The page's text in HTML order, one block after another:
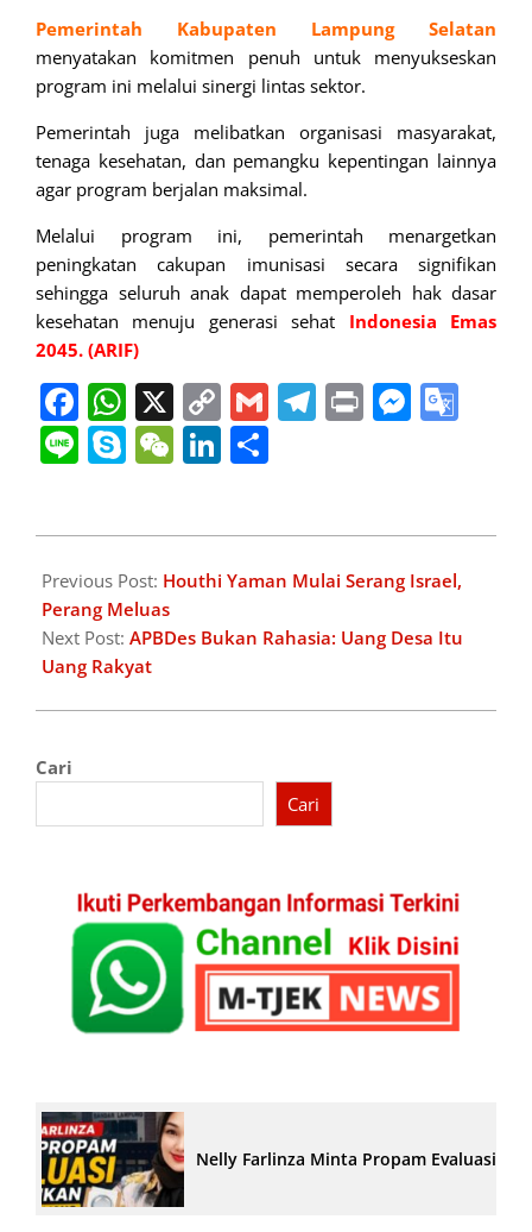
Pemerintah Kabupaten Lampung Selatan
menyatakan komitmen penuh untuk menyukseskan
program ini melalui sinergi lintas sektor.
Pemerintah juga melibatkan organisasi masyarakat,
tenaga kesehatan, dan pemangku kepentingan lainnya
agar program berjalan maksimal.
Melalui program ini, pemerintah menargetkan
peningkatan cakupan imunisasi secara signifikan
sehingga seluruh anak dapat memperoleh hak dasar
kesehatan menuju generasi sehat Indonesia Emas
2045. (ARIF)
Facebook
WhatsApp
X Copy
Link
GmailTelegram
Print
LineSkypeWeChat
LinkedIn
03-
29
Previous Post: Houthi Yaman Mulai Serang Israel,
Perang Meluas
Next Post: APBDes Bukan Rahasia: Uang Desa Itu
Uang Rakyat
Cari
Cari
Nelly Farlinza Minta Propam Evaluasi